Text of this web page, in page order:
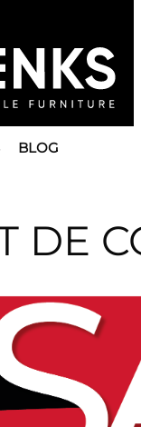
BLOG
DE